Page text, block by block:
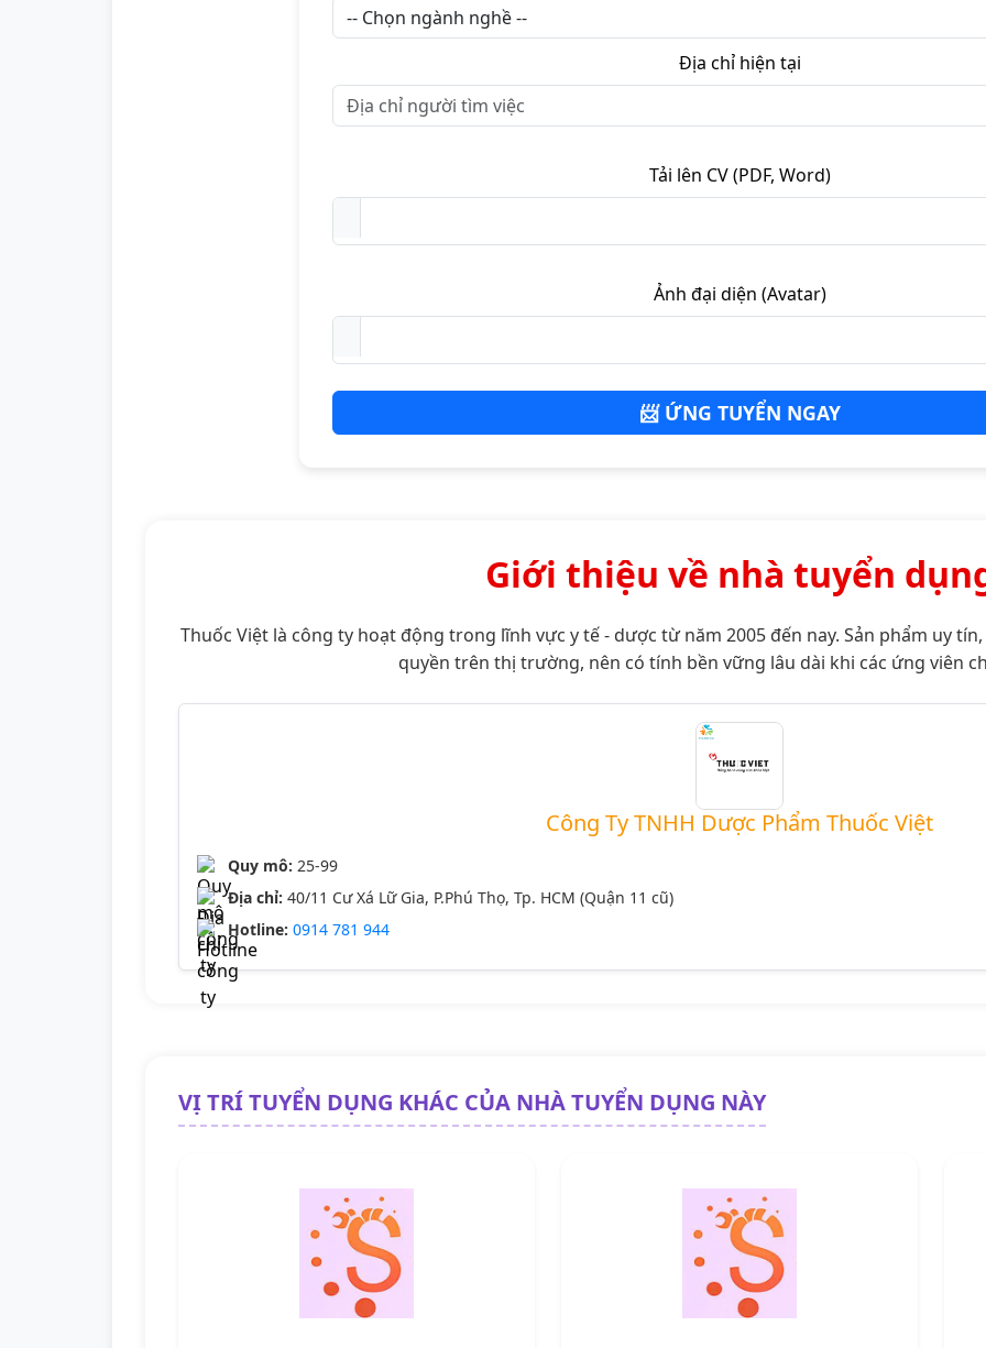
Địa chỉ hiện tại
Tải lên CV (PDF, Word)
Ảnh đại diện (Avatar)
📨 ỨNG TUYỂN NGAY
Giới thiệu về nhà tuyển
Thuốc Việt là công ty hoạt động trong lĩnh vực y tế - dược từ năm 2005 đến nay. Sản phẩm uy
quyền trên thị trường, nên có tính bền vững lâu dài khi các ứng viên
Công Ty TNHH Dược Phẩm Thuốc Việt
Quy mô: 25-99
Địa chỉ: 40/11 Cư Xá Lữ Gia, P.Phú Thọ, Tp. HCM (Quận 11 cũ)
Hotline: 0914 781 944
VỊ TRÍ TUYỂN DỤNG KHÁC CỦA NHÀ TUYỂN DỤNG NÀY